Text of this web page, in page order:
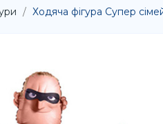
Ходяча фігура Супер